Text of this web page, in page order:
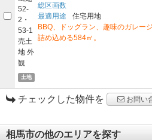
土地
総区画数
最適用途
住宅用地
BBQ、ドッグラン、趣味のガレー
詰め込める584㎡。
チェックした物件を お問い
相馬市の他のエリアを探す